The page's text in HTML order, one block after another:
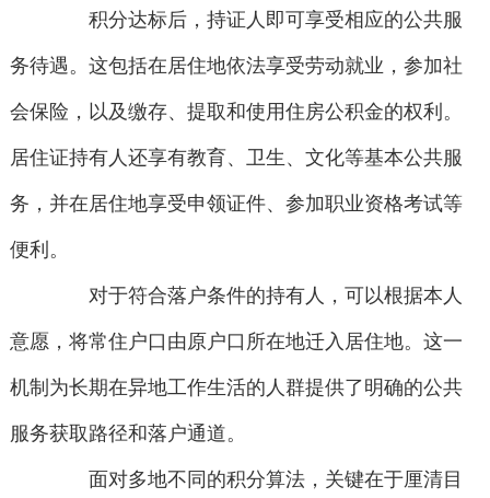
积分达标后，持证人即可享受相应的公共服
务待遇。这包括在居住地依法享受劳动就业，参加社
会保险，以及缴存、提取和使用住房公积金的权利。
居住证持有人还享有教育、卫生、文化等基本公共服
务，并在居住地享受申领证件、参加职业资格考试等
便利。
对于符合落户条件的持有人，可以根据本人
意愿，将常住户口由原户口所在地迁入居住地。这一
机制为长期在异地工作生活的人群提供了明确的公共
服务获取路径和落户通道。
面对多地不同的积分算法，关键在于厘清目